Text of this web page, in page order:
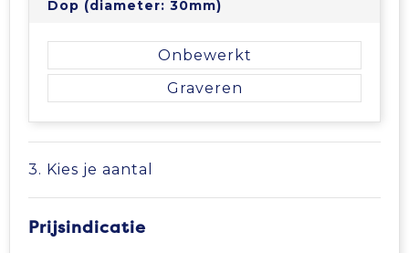
Dop (diameter: 30mm)
Onbewerkt
Graveren
3. Kies je aantal
Prijsindicatie